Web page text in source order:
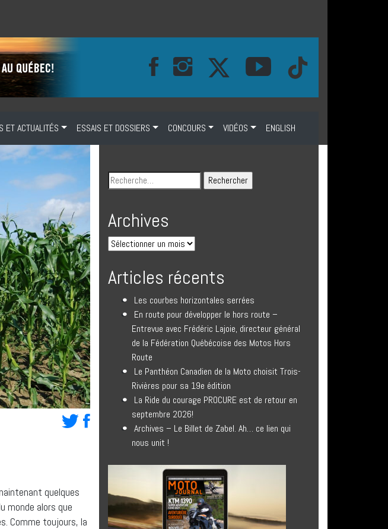
ET ACTUALITÉS ESSAIS ET DOSSIERS CONCOURS VIDÉOS ENGLISH
quelques
monde alors que
Comme toujours, la
Archives
Articles récents
Les courbes horizontales serrées
En route pour développer le hors route –
Entrevue avec Frédéric Lajoie, directeur général
de la Fédération Québécoise des Motos Hors
Route
Le Panthéon Canadien de la Moto choisit Trois-
Rivières pour sa 19e édition
La Ride du courage PROCURE est de retour en
septembre 2026!
Archives – Le Billet de Zabel. Ah… ce lien qui
nous unit !